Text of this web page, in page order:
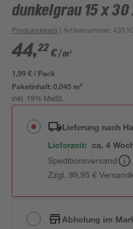
dunkelgrau 15 x 30
Produktdetails | Artikelnummer:
44,22€/ m²
1,99 € / Pack
Paketinhalt:0,045 m²
inkl. 19% MwSt.
Lieferung nach
Lieferzeit: ca. 4
Speditionsversand
Zzgl. 99,95 €
Abholung im